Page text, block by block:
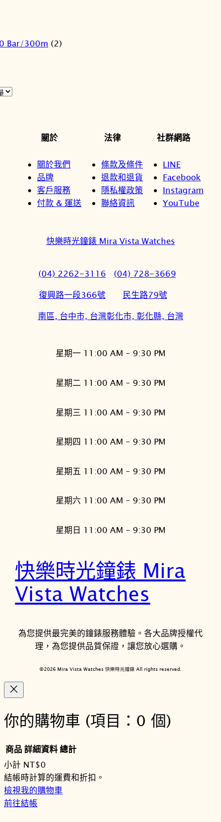
Bar/300m (2)
關於
關於我們
品牌
客戶服務
付款 & 運送
法律
條款及條件
退款和退貨
隱私權政策
聯絡資訊
社群網路
LINE
Facebook
Instagram
YouTube
快樂時光鐘錶 Mira Vista Watches
(04) 2262-3116
復興路一段366號
南區, 台中市, 台灣
(04) 728-3669
民生路79號
彰化市, 彰化縣, 台灣
星期一 11:00 AM – 9:30 PM
星期二 11:00 AM – 9:30 PM
星期三 11:00 AM – 9:30 PM
星期四 11:00 AM – 9:30 PM
星期五 11:00 AM – 9:30 PM
星期六 11:00 AM – 9:30 PM
星期日 11:00 AM – 9:30 PM
快樂時光鐘錶 Mira
Vista Watches
為您提供最完美的鐘錶服務體驗。各大品牌授權代
理，為您提供品質保證，讓您放心選購。
©2026 Mira Vista Watches 快樂時光鐘錶 All rights reserved.
你的購物車 (項目：0 個)
購
物
商品詳細資料總計
小計 NT$0
結帳時計算的運費和折扣。
檢視我的購物車
前往結帳